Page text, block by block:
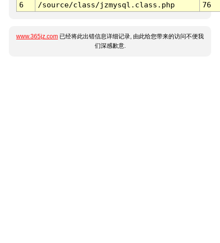
6
/source/class/jzmysql.class.php 76
www.365jz.com 已经将此出错信息详细记录, 由此给您带来的访问不便我
们深感歉意.